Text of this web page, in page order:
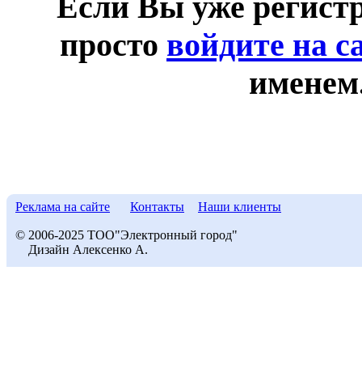
просто войдите на
Реклама на сайте Контакты Наши клиенты
© 2006-2025 ТОО"Электронный город"
Дизайн Алексенко А.